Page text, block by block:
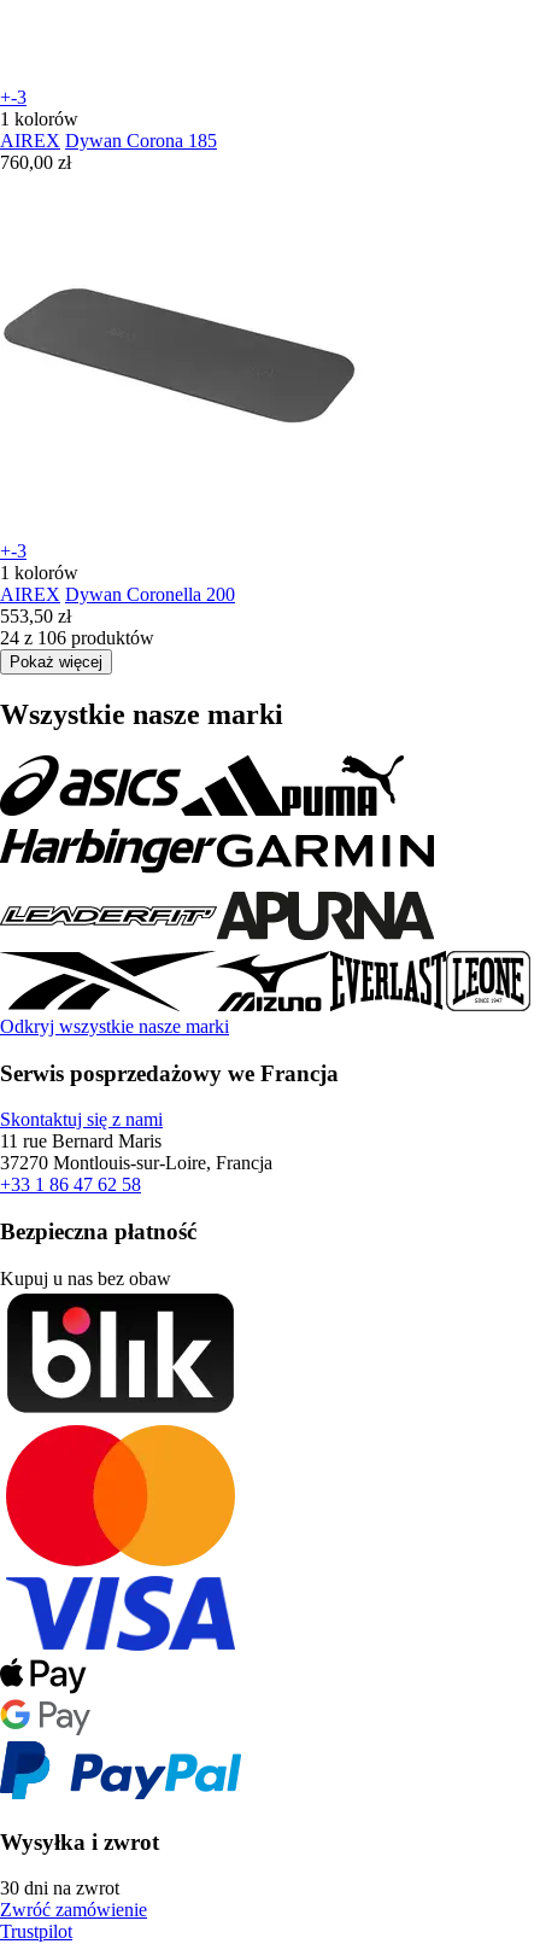
+-3
1 kolorów
AIREX Dywan Corona 185
760,00 zł
+-3
1 kolorów
AIREX Dywan Coronella 200
553,50 zł
24 z 106 produktów
Pokaż więcej
Wszystkie nasze marki
Odkryj wszystkie nasze marki
Serwis posprzedażowy we Francja
Skontaktuj się z nami
11 rue Bernard Maris
37270 Montlouis-sur-Loire, Francja
+33 1 86 47 62 58
Bezpieczna płatność
Kupuj u nas bez obaw
Wysyłka i zwrot
30 dni na zwrot
Zwróć zamówienie
Trustpilot